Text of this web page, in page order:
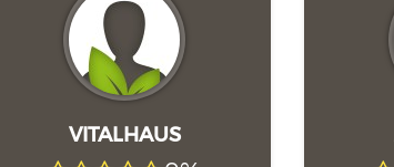
VITALHAUS